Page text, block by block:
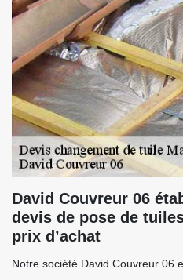
David Couvreur 06
devis de pose de
prix d’achat
Notre société David Couvreur 06